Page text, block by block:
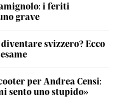
i feriti
grave
svizzero? Ecco
per Andrea Censi:
sento uno stupido»